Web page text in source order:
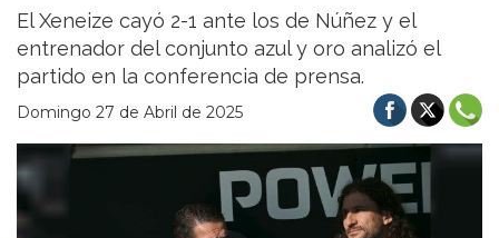
El Xeneize cayó 2-1 ante los de Núñez y el
entrenador del conjunto azul y oro analizó el
partido en la conferencia de prensa.
Domingo 27 de Abril de 2025